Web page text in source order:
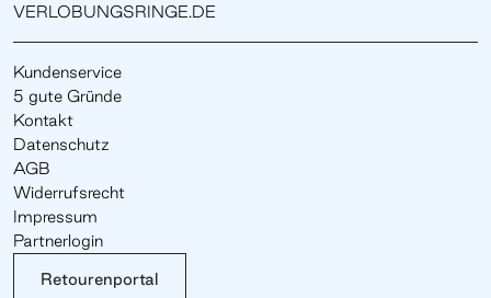
VERLOBUNGSRINGE.DE
Kundenservice
5 gute Gründe
Kontakt
Datenschutz
AGB
Widerrufsrecht
Impressum
Partnerlogin
Retourenportal